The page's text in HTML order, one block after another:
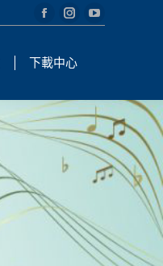
Facebook
opens
new
window
Instagram
opens
new
window
YouTube
new
window
下載中心